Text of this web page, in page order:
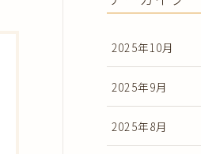
2025年10月
2025年9月
2025年8月